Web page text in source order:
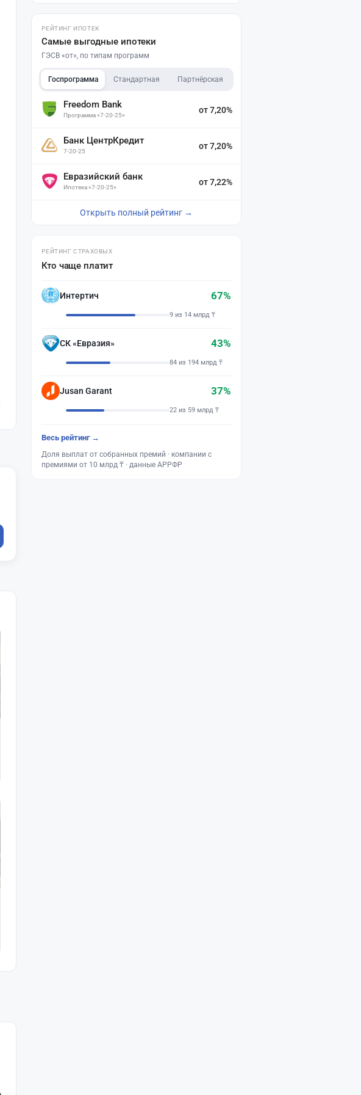
РЕЙТИНГ ИПОТЕК
Самые выгодные ипотеки
ГЭСВ «от», по типам программ
Госпрограмма Стандартная Партнёрская
Freedom Bank
Программа «7-20-25»
от 7,20%
Банк ЦентрКредит
7-20-25
от 7,20%
Евразийский банк
Ипотека «7-20-25»
от 7,22%
Открыть полный рейтинг →
РЕЙТИНГ СТРАХОВЫХ
Кто чаще платит
Интертич 67%
9 из 14 млрд ₸
СК «Евразия» 43%
84 из 194 млрд ₸
Jusan Garant 37%
22 из 59 млрд ₸
Весь рейтинг →
Доля выплат от собранных премий · компании с
премиями от 10 млрд ₸ · данные АРРФР